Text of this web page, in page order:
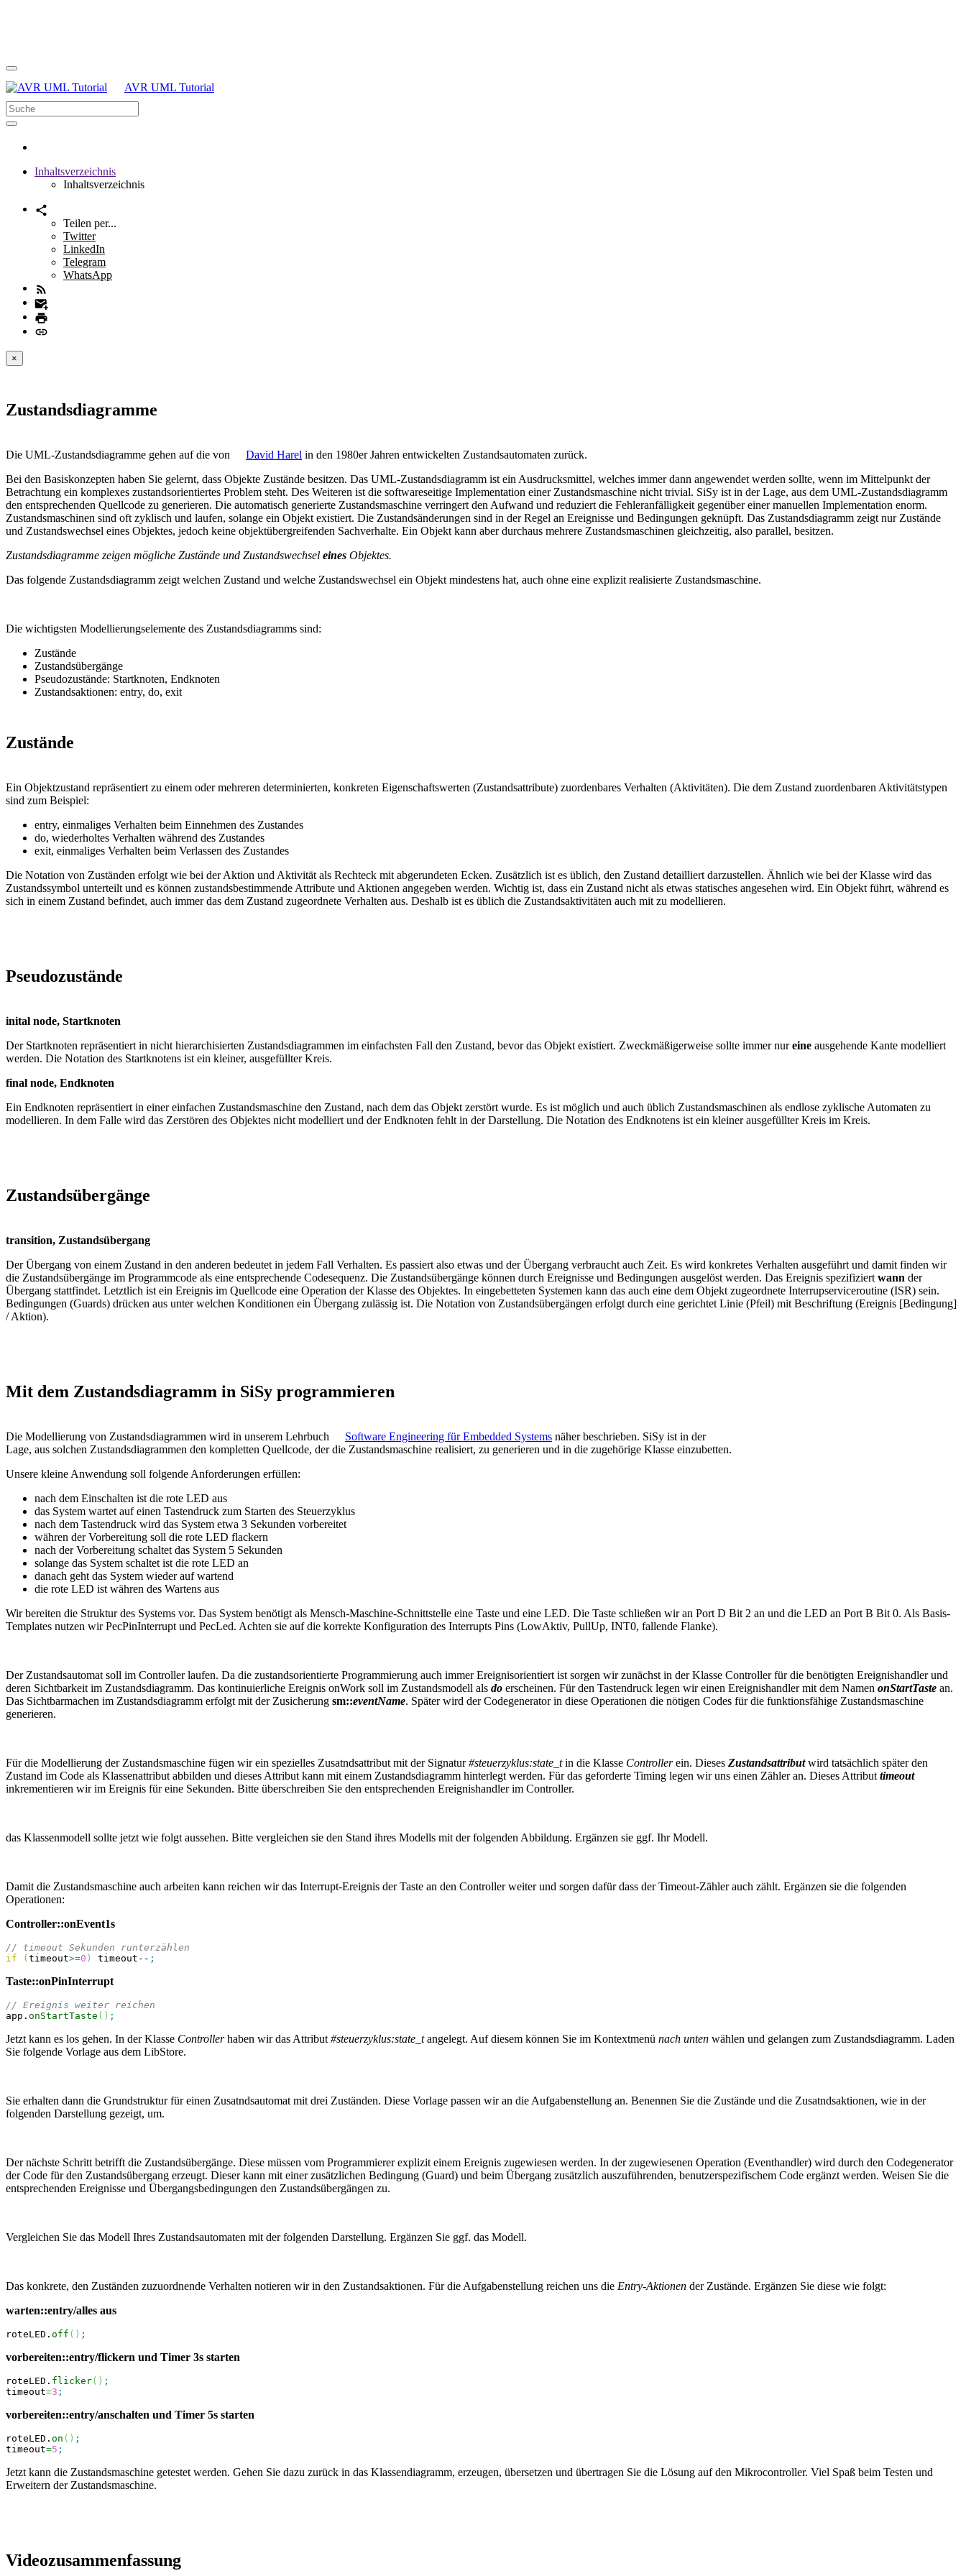
AVR UML Tutorial
Inhaltsverzeichnis
Inhaltsverzeichnis
Teilen per...
Twitter
LinkedIn
Telegram
WhatsApp
×
Zustandsdiagramme
Die UML-Zustandsdiagramme gehen auf die von David Harel in den 1980er Jahren entwickelten Zustandsautomaten zurück.
Bei den Basiskonzepten haben Sie gelernt, dass Objekte Zustände besitzen. Das UML-Zustandsdiagramm ist ein Ausdrucksmittel, welches immer dann angewendet werden sollte, wenn im Mittelpunkt der
Betrachtung ein komplexes zustandsorientiertes Problem steht. Des Weiteren ist die softwareseitige Implementation einer Zustandsmaschine nicht trivial. SiSy ist in der Lage, aus dem UML-Zustandsdiagramm
den entsprechenden Quellcode zu generieren. Die automatisch generierte Zustandsmaschine verringert den Aufwand und reduziert die Fehleranfälligkeit gegenüber einer manuellen Implementation enorm.
Zustandsmaschinen sind oft zyklisch und laufen, solange ein Objekt existiert. Die Zustandsänderungen sind in der Regel an Ereignisse und Bedingungen geknüpft. Das Zustandsdiagramm zeigt nur Zustände
und Zustandswechsel eines Objektes, jedoch keine objektübergreifenden Sachverhalte. Ein Objekt kann aber durchaus mehrere Zustandsmaschinen gleichzeitig, also parallel, besitzen.
Zustandsdiagramme zeigen mögliche Zustände und Zustandswechsel eines Objektes.
Das folgende Zustandsdiagramm zeigt welchen Zustand und welche Zustandswechsel ein Objekt mindestens hat, auch ohne eine explizit realisierte Zustandsmaschine.
Die wichtigsten Modellierungselemente des Zustandsdiagramms sind:
Zustände
Zustandsübergänge
Pseudozustände: Startknoten, Endknoten
Zustandsaktionen: entry, do, exit
Zustände
Ein Objektzustand repräsentiert zu einem oder mehreren determinierten, konkreten Eigenschaftswerten (Zustandsattribute) zuordenbares Verhalten (Aktivitäten). Die dem Zustand zuordenbaren Aktivitätstypen
sind zum Beispiel:
entry, einmaliges Verhalten beim Einnehmen des Zustandes
do, wiederholtes Verhalten während des Zustandes
exit, einmaliges Verhalten beim Verlassen des Zustandes
Die Notation von Zuständen erfolgt wie bei der Aktion und Aktivität als Rechteck mit abgerundeten Ecken. Zusätzlich ist es üblich, den Zustand detailliert darzustellen. Ähnlich wie bei der Klasse wird das
Zustandssymbol unterteilt und es können zustandsbestimmende Attribute und Aktionen angegeben werden. Wichtig ist, dass ein Zustand nicht als etwas statisches angesehen wird. Ein Objekt führt, während es
sich in einem Zustand befindet, auch immer das dem Zustand zugeordnete Verhalten aus. Deshalb ist es üblich die Zustandsaktivitäten auch mit zu modellieren.
Pseudozustände
inital node, Startknoten
Der Startknoten repräsentiert in nicht hierarchisierten Zustandsdiagrammen im einfachsten Fall den Zustand, bevor das Objekt existiert. Zweckmäßigerweise sollte immer nureine ausgehende Kante modelliert
werden. Die Notation des Startknotens ist ein kleiner, ausgefüllter Kreis.
final node, Endknoten
Ein Endknoten repräsentiert in einer einfachen Zustandsmaschine den Zustand, nach dem das Objekt zerstört wurde. Es ist möglich und auch üblich Zustandsmaschinen als endlose zyklische Automaten zu
modellieren. In dem Falle wird das Zerstören des Objektes nicht modelliert und der Endknoten fehlt in der Darstellung. Die Notation des Endknotens ist ein kleiner ausgefüllter Kreis im Kreis.
Zustandsübergänge
transition, Zustandsübergang
Der Übergang von einem Zustand in den anderen bedeutet in jedem Fall Verhalten. Es passiert also etwas und der Übergang verbraucht auch Zeit. Es wird konkretes Verhalten ausgeführt und damit finden wir
die Zustandsübergänge im Programmcode als eine entsprechende Codesequenz. Die Zustandsübergänge können durch Ereignisse und Bedingungen ausgelöst werden. Das Ereignis spezifiziert wann der
Übergang stattfindet. Letztlich ist ein Ereignis im Quellcode eine Operation der Klasse des Objektes. In eingebetteten Systemen kann das auch eine dem Objekt zugeordnete Interrupserviceroutine (ISR) sein.
Bedingungen (Guards) drücken aus unter welchen Konditionen ein Übergang zulässig ist. Die Notation von Zustandsübergängen erfolgt durch eine gerichtet Linie (Pfeil) mit Beschriftung (Ereignis [Bedingung]
/ Aktion).
Mit dem Zustandsdiagramm in SiSy programmieren
Die Modellierung von Zustandsdiagrammen wird in unserem Lehrbuch Software Engineering für Embedded Systems näher beschrieben. SiSy ist in der
Lage, aus solchen Zustandsdiagrammen den kompletten Quellcode, der die Zustandsmaschine realisiert, zu generieren und in die zugehörige Klasse einzubetten.
Unsere kleine Anwendung soll folgende Anforderungen erfüllen:
nach dem Einschalten ist die rote LED aus
das System wartet auf einen Tastendruck zum Starten des Steuerzyklus
nach dem Tastendruck wird das System etwa 3 Sekunden vorbereitet
währen der Vorbereitung soll die rote LED flackern
nach der Vorbereitung schaltet das System 5 Sekunden
solange das System schaltet ist die rote LED an
danach geht das System wieder auf wartend
die rote LED ist währen des Wartens aus
Wir bereiten die Struktur des Systems vor. Das System benötigt als Mensch-Maschine-Schnittstelle eine Taste und eine LED. Die Taste schließen wir an Port D Bit 2 an und die LED an Port B Bit 0. Als Basis-
Templates nutzen wir PecPinInterrupt und PecLed. Achten sie auf die korrekte Konfiguration des Interrupts Pins (LowAktiv, PullUp, INT0, fallende Flanke).
Der Zustandsautomat soll im Controller laufen. Da die zustandsorientierte Programmierung auch immer Ereignisorientiert ist sorgen wir zunächst in der Klasse Controller für die benötigten Ereignishandler und
deren Sichtbarkeit im Zustandsdiagramm. Das kontinuierliche Ereignis onWork soll im Zustandsmodell als do erscheinen. Für den Tastendruck legen wir einen Ereignishandler mit dem Namen onStartTaste an.
Das Sichtbarmachen im Zustandsdiagramm erfolgt mit der Zusicherung sm::eventName. Später wird der Codegenerator in diese Operationen die nötigen Codes für die funktionsfähige Zustandsmaschine
generieren.
Für die Modellierung der Zustandsmaschine fügen wir ein spezielles Zusatndsattribut mit der Signatur#steuerzyklus:state_tin die Klasse Controllerein. Dieses Zustandsattributwird tatsächlich später den
Zustand im Code als Klassenattribut abbilden und dieses Attribut kann mit einem Zustandsdiagramm hinterlegt werden. Für das geforderte Timing legen wir uns einen Zähler an. Dieses Attribut timeout
inkrementieren wir im Ereignis für eine Sekunden. Bitte überschreiben Sie den entsprechenden Ereignishandler im Controller.
das Klassenmodell sollte jetzt wie folgt aussehen. Bitte vergleichen sie den Stand ihres Modells mit der folgenden Abbildung. Ergänzen sie ggf. Ihr Modell.
Damit die Zustandsmaschine auch arbeiten kann reichen wir das Interrupt-Ereignis der Taste an den Controller weiter und sorgen dafür dass der Timeout-Zähler auch zählt. Ergänzen sie die folgenden
Operationen:
Controller::onEvent1s
// timeout Sekunden runterzählen
if
(timeout>=0 ) timeout -- ;
Taste::onPinInterrupt
// Ereignis weiter reichen
app. onStartTaste ( ) ;
Jetzt kann es los gehen. In der Klasse Controllerhaben wir das Attribut #steuerzyklus:state_tangelegt. Auf diesem können Sie im Kontextmenü nach unten wählen und gelangen zum Zustandsdiagramm. Laden
Sie folgende Vorlage aus dem LibStore.
Sie erhalten dann die Grundstruktur für einen Zusatndsautomat mit drei Zuständen. Diese Vorlage passen wir an die Aufgabenstellung an. Benennen Sie die Zustände und die Zusatndsaktionen, wie in der
folgenden Darstellung gezeigt, um.
Der nächste Schritt betrifft die Zustandsübergänge. Diese müssen vom Programmierer explizit einem Ereignis zugewiesen werden. In der zugewiesenen Operation (Eventhandler) wird durch den Codegenerator
der Code für den Zustandsübergang erzeugt. Dieser kann mit einer zusätzlichen Bedingung (Guard) und beim Übergang zusätzlich auszuführenden, benutzerspezifischem Code ergänzt werden. Weisen Sie die
entsprechenden Ereignisse und Übergangsbedingungen den Zustandsübergängen zu.
Vergleichen Sie das Modell Ihres Zustandsautomaten mit der folgenden Darstellung. Ergänzen Sie ggf. das Modell.
Das konkrete, den Zuständen zuzuordnende Verhalten notieren wir in den Zustandsaktionen. Für die Aufgabenstellung reichen uns die Entry-Aktionen der Zustände. Ergänzen Sie diese wie folgt:
warten::entry/alles aus
roteLED. off ( ) ;
vorbereiten::entry/flickern und Timer 3s starten
roteLED. flicker( ) ;
timeout=3 ;
vorbereiten::entry/anschalten und Timer 5s starten
roteLED. on ( ) ;
timeout=5 ;
Jetzt kann die Zustandsmaschine getestet werden. Gehen Sie dazu zurück in das Klassendiagramm, erzeugen, übersetzen und übertragen Sie die Lösung auf den Mikrocontroller. Viel Spaß beim Testen und
Erweitern der Zustandsmaschine.
Videozusammenfassung